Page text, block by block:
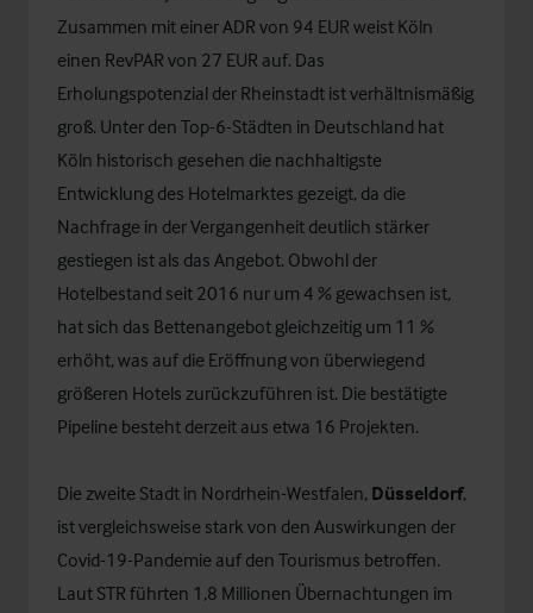
Zusammen mit einer ADR von 94 EUR weist Köln
einen RevPAR von 27 EUR auf. Das
Erholungspotenzial der Rheinstadt ist verhältnismäßig
groß. Unter den Top-6-Städten in Deutschland hat
Köln historisch gesehen die nachhaltigste
Entwicklung des Hotelmarktes gezeigt, da die
Nachfrage in der Vergangenheit deutlich stärker
gestiegen ist als das Angebot. Obwohl der
Hotelbestand seit 2016 nur um 4 % gewachsen ist,
hat sich das Bettenangebot gleichzeitig um 11 %
erhöht, was auf die Eröffnung von überwiegend
größeren Hotels zurückzuführen ist. Die bestätigte
Pipeline besteht derzeit aus etwa 16 Projekten.
Die zweite Stadt in Nordrhein-Westfalen, Düsseldorf,
ist vergleichsweise stark von den Auswirkungen der
Covid-19-Pandemie auf den Tourismus betroffen.
Laut STR führten 1,8 Millionen Übernachtungen im